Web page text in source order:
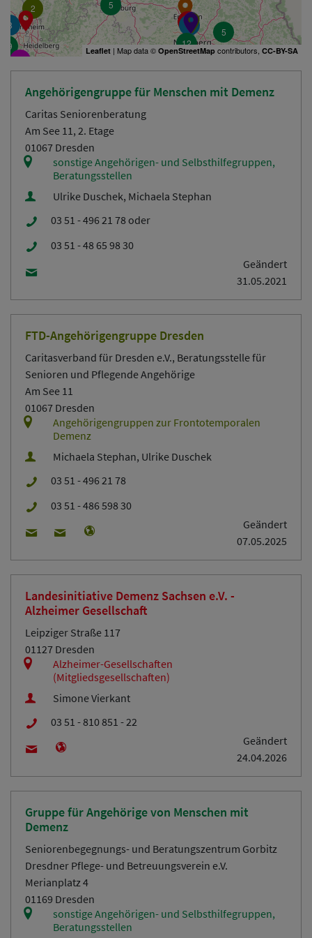
3
19
5
12
5
21
6
8
4
2
Leaflet | Map data © OpenStreetMap contributors, CC-BY-SA
Angehörigengruppe für Menschen mit Demenz
Caritas Seniorenberatung
Am See 11, 2. Etage
01067 Dresden
sonstige Angehörigen- und Selbsthilfegruppen,
Beratungsstellen
Ulrike Duschek, Michaela Stephan
03 51 - 496 21 78 oder
03 51 - 48 65 98 30
Geändert
31.05.2021
FTD-Angehörigengruppe Dresden
Caritasverband für Dresden e.V., Beratungsstelle für
Senioren und Pflegende Angehörige
Am See 11
01067 Dresden
Angehörigengruppen zur Frontotemporalen
Demenz
Michaela Stephan, Ulrike Duschek
03 51 - 496 21 78
03 51 - 486 598 30
Geändert
07.05.2025
Landesinitiative Demenz Sachsen e.V. -
Alzheimer Gesellschaft
Leipziger Straße 117
01127 Dresden
Alzheimer-Gesellschaften
(Mitgliedsgesellschaften)
Simone Vierkant
03 51 - 810 851 - 22
Geändert
24.04.2026
Gruppe für Angehörige von Menschen mit
Demenz
Seniorenbegegnungs- und Beratungszentrum Gorbitz
Dresdner Pflege- und Betreuungsverein e.V.
Merianplatz 4
01169 Dresden
sonstige Angehörigen- und Selbsthilfegruppen,
Beratungsstellen